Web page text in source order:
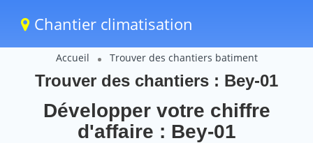
Chantier climatisation
Accueil Trouver des chantiers batiment
Trouver des chantiers : Bey-01
Développer votre chiffre
d'affaire : Bey-01